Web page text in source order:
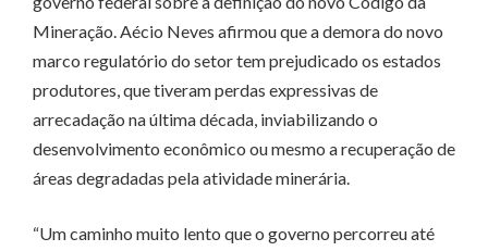
Mineração. Aécio Neves afirmou que a demora do novo
marco regulatório do setor tem prejudicado os estados
produtores, que tiveram perdas expressivas de
arrecadação na última década, inviabilizando o
desenvolvimento econômico ou mesmo a recuperação de
áreas degradadas pela atividade minerária.
“Um caminho muito lento que o governo percorreu até